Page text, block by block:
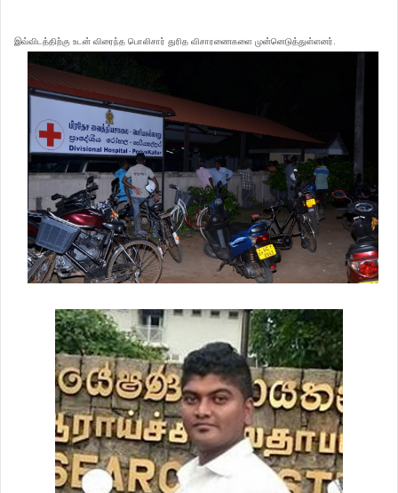
இவ்விடத்திற்கு உடன் விரைந்த பொலிசார் துரித விசாரணைகளை முன்னெடுத்துள்ளனர்.